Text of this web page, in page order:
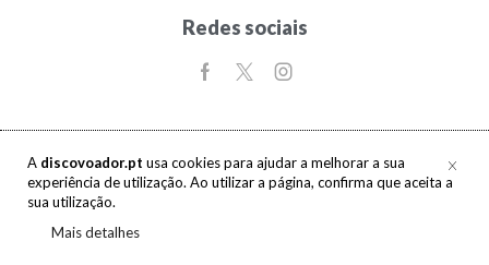
A discovoador.pt usa cookies para ajudar a melhorar a sua
experiência de utilização. Ao utilizar a página, confirma que aceita a
sua utilização.
Mais detalhes
Redes sociais
Copyright © 2017-2026 discovoador. Todos os direitos reservados.